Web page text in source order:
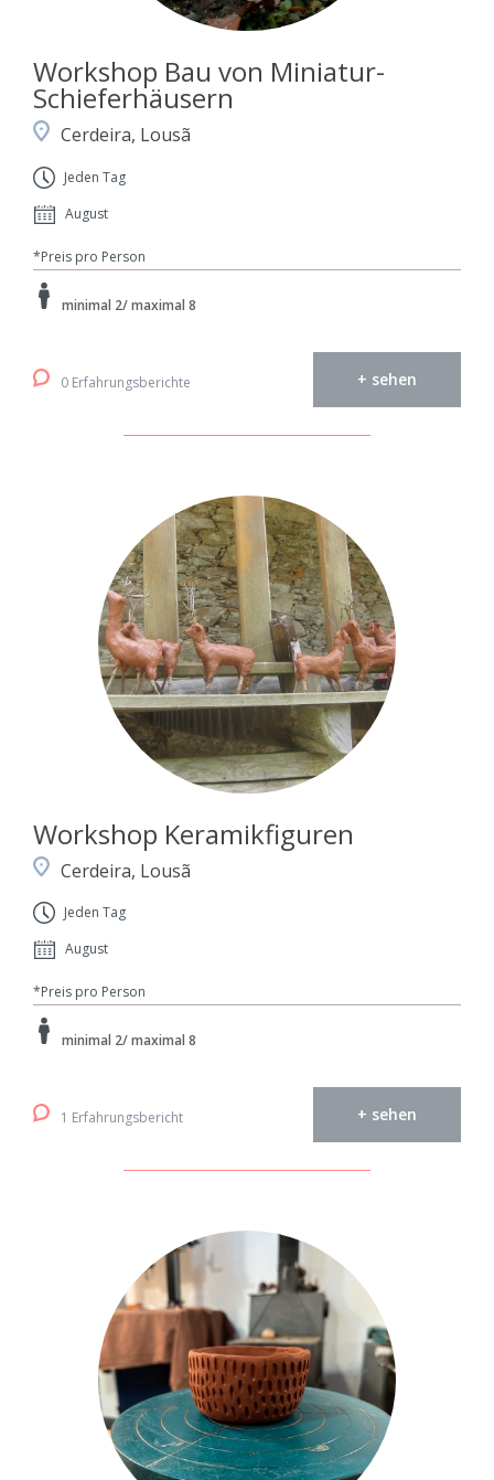
Workshop Bau von Miniatur-
Schieferhäusern
Cerdeira, Lousã
Jeden Tag
August
*Preis pro Person
minimal 2/ maximal 8
0 Erfahrungsberichte + sehen
Workshop Keramikfiguren
Cerdeira, Lousã
Jeden Tag
August
*Preis pro Person
minimal 2/ maximal 8
1 Erfahrungsbericht + sehen